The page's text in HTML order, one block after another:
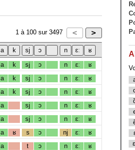
1 à 100 sur 3497
a k sj ɔ n ɛː
ʁ
a
k sj ɔ n ɛː
ʁ
a
k sj ɔ n ɛː
ʁ
a sj ɔ n ɛː ʁ
a sj ɔ n ɛː
ʁ
a ʁ s ɔ nj ɛː
ʁ
a t ɔ n ɛː
ʁ
A